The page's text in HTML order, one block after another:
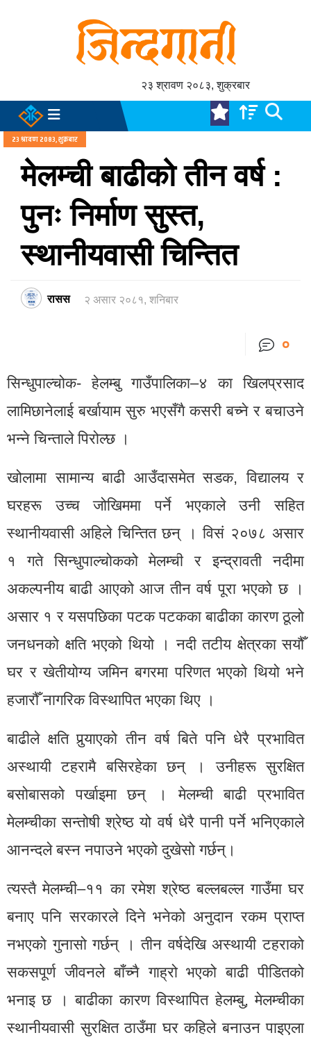
२३ श्रावण २०८३, शुक्रबार
२३ श्रावण २०८३, शुक्रबार
मेलम्ची बाढीको तीन वर्ष :
पुनः निर्माण सुस्त,
स्थानीयवासी चिन्तित
रासस २ असार २०८१, शनिबार
०
सिन्धुपाल्चोक- हेलम्बु गाउँपालिका–४ का खिलप्रसाद
लामिछानेलाई बर्खायाम सुरु भएसँगै कसरी बच्ने र बचाउने
भन्ने चिन्ताले पिरोल्छ ।
खोलामा सामान्य बाढी आउँदासमेत सडक, विद्यालय र
घरहरू उच्च जोखिममा पर्ने भएकाले उनी सहित
स्थानीयवासी अहिले चिन्तित छन् । विसं २०७८ असार
१ गते सिन्धुपाल्चोकको मेलम्ची र इन्द्रावती नदीमा
अकल्पनीय बाढी आएको आज तीन वर्ष पूरा भएको छ ।
असार १ र यसपछिका पटक पटकका बाढीका कारण ठूलो
जनधनको क्षति भएको थियो । नदी तटीय क्षेत्रका सयौँ
घर र खेतीयोग्य जमिन बगरमा परिणत भएको थियो भने
हजारौँ नागरिक विस्थापित भएका थिए ।
बाढीले क्षति पुर्‍याएको तीन वर्ष बिते पनि धेरै प्रभावित
अस्थायी टहरामै बसिरहेका छन् । उनीहरू सुरक्षित
बसोबासको पर्खाइमा छन् । मेलम्ची बाढी प्रभावित
मेलम्चीका सन्तोषी श्रेष्ठ यो वर्ष धेरै पानी पर्ने भनिएकाले
आनन्दले बस्न नपाउने भएको दुखेसो गर्छन्।
त्यस्तै मेलम्ची–११ का रमेश श्रेष्ठ बल्लबल्ल गाउँमा घर
बनाए पनि सरकारले दिने भनेको अनुदान रकम प्राप्त
नभएको गुनासो गर्छन् । तीन वर्षदेखि अस्थायी टहराको
सकसपूर्ण जीवनले बाँच्नै गाह्रो भएको बाढी पीडितको
भनाइ छ । बाढीका कारण विस्थापित हेलम्बु, मेलम्चीका
स्थानीयवासी सुरक्षित ठाउँमा घर कहिले बनाउन पाइएला